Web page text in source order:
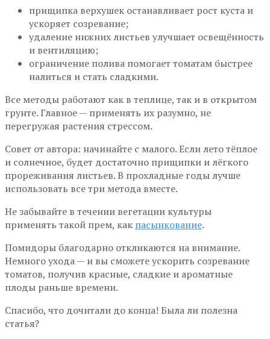
прищипка верхушек останавливает рост куста и
ускоряет созревание;
удаление нижних листьев улучшает освещённость
и вентиляцию;
ограничение полива помогает томатам быстрее
налиться и стать сладкими.
Все методы работают как в теплице, так и в открытом
грунте. Главное — применять их разумно, не
перегружая растения стрессом.
Совет от автора: начинайте с малого. Если лето тёплое
и солнечное, будет достаточно прищипки и лёгкого
прореживания листьев. В прохладные годы лучше
использовать все три метода вместе.
Не забывайте в течении вегетации культуры
применять такой прем, как пасынкование.
Помидоры благодарно откликаются на внимание.
Немного ухода — и вы сможете ускорить созревание
томатов, получив красные, сладкие и ароматные
плоды раньше времени.
Спасибо, что дочитали до конца! Была ли полезна
статья?